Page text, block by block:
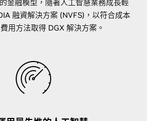
金融模型，隨著人工智慧業務成長輕
融資解決方案 (NVFS)，以符合成本
用方法取得 DGX 解決方案。